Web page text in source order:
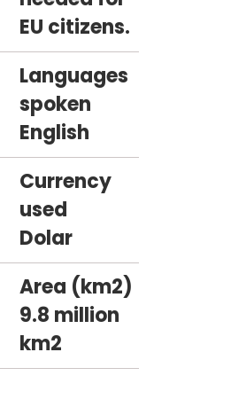
EU citizens.
Languages
spoken
English
Currency
used
Dolar
Area (km2)
9.8 million
km2